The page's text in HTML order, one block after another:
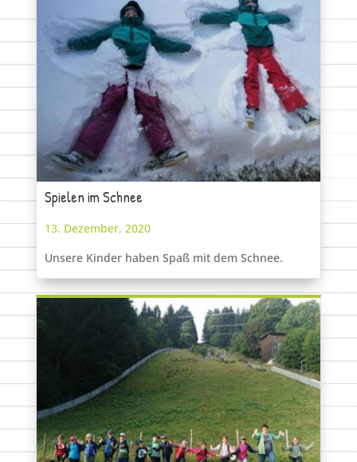
Spielen im Schnee
13. Dezember, 2020
Unsere Kinder haben Spaß mit dem Schnee.